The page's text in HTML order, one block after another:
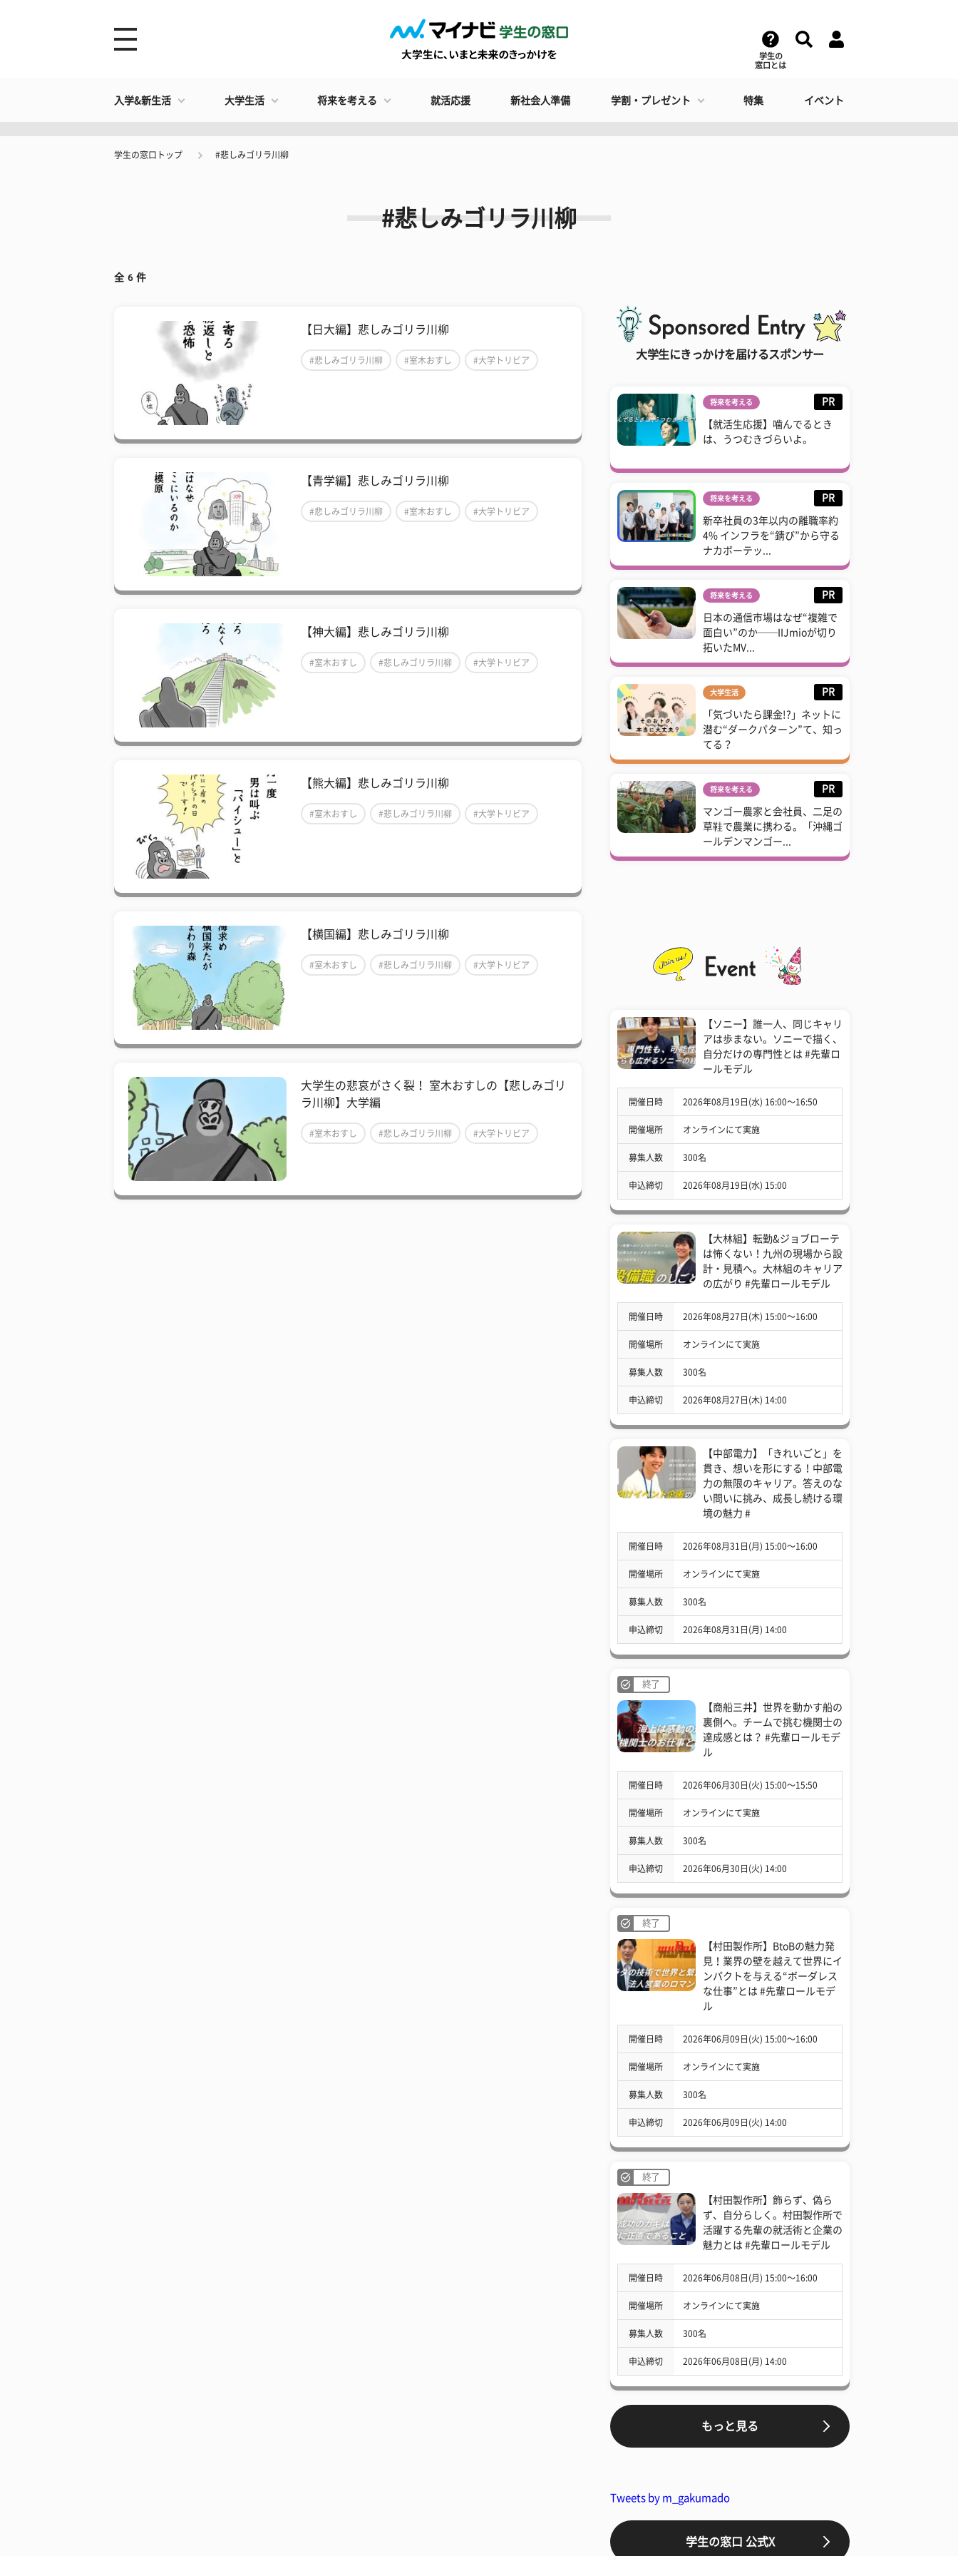
学生の
窓口とは
入学&新生活 大学生活 将来を考える 就活応援 新社会人準備 学割・プレゼント 特集 イベント
学生の窓口トップ #悲しみゴリラ川柳
#悲しみゴリラ川柳
全 6 件
【日大編】悲しみゴリラ川柳
#悲しみゴリラ川柳 #室木おすし #大学トリビア
【青学編】悲しみゴリラ川柳
#悲しみゴリラ川柳 #室木おすし #大学トリビア
【神大編】悲しみゴリラ川柳
#室木おすし #悲しみゴリラ川柳 #大学トリビア
【熊大編】悲しみゴリラ川柳
#室木おすし #悲しみゴリラ川柳 #大学トリビア
【横国編】悲しみゴリラ川柳
#室木おすし #悲しみゴリラ川柳 #大学トリビア
大学生の悲哀がさく裂！ 室木おすしの【悲しみゴリ
ラ川柳】大学編
#室木おすし #悲しみゴリラ川柳 #大学トリビア
大学生にきっかけを届けるスポンサー
将来を考える PR
【就活生応援】噛んでるとき
は、うつむきづらいよ。
将来を考える PR
新卒社員の3年以内の離職率約
4% インフラを“錆び”から守る
ナカボーテッ...
将来を考える PR
日本の通信市場はなぜ“複雑で
面白い”のか──IIJmioが切り
拓いたMV...
大学生活 PR
「気づいたら課金!?」ネットに
潜む“ダークパターン”て、知っ
てる？
将来を考える PR
マンゴー農家と会社員、二足の
草鞋で農業に携わる。「沖縄ゴ
ールデンマンゴー...
【ソニー】誰一人、同じキャリ
アは歩まない。ソニーで描く、
自分だけの専門性とは #先輩ロ
ールモデル
開催日時 2026年08月19日(水) 16:00〜16:50
開催場所 オンラインにて実施
募集人数 300名
申込締切 2026年08月19日(水) 15:00
【大林組】転勤&ジョブローテ
は怖くない！九州の現場から設
計・見積へ。大林組のキャリア
の広がり #先輩ロールモデル
開催日時 2026年08月27日(木) 15:00〜16:00
開催場所 オンラインにて実施
募集人数 300名
申込締切 2026年08月27日(木) 14:00
【中部電力】「きれいごと」を
貫き、想いを形にする！中部電
力の無限のキャリア。答えのな
い問いに挑み、成長し続ける環
境の魅力 #
開催日時 2026年08月31日(月) 15:00〜16:00
開催場所 オンラインにて実施
募集人数 300名
申込締切 2026年08月31日(月) 14:00
終了
【商船三井】世界を動かす船の
裏側へ。チームで挑む機関士の
達成感とは？ #先輩ロールモデ
ル
開催日時 2026年06月30日(火) 15:00〜15:50
開催場所 オンラインにて実施
募集人数 300名
申込締切 2026年06月30日(火) 14:00
終了
【村田製作所】BtoBの魅力発
見！業界の壁を越えて世界にイ
ンパクトを与える“ボーダレス
な仕事”とは #先輩ロールモデ
ル
開催日時 2026年06月09日(火) 15:00〜16:00
開催場所 オンラインにて実施
募集人数 300名
申込締切 2026年06月09日(火) 14:00
終了
【村田製作所】飾らず、偽ら
ず、自分らしく。村田製作所で
活躍する先輩の就活術と企業の
魅力とは #先輩ロールモデル
開催日時 2026年06月08日(月) 15:00〜16:00
開催場所 オンラインにて実施
募集人数 300名
申込締切 2026年06月08日(月) 14:00
もっと見る
Tweets by m_gakumado
学生の窓口 公式X